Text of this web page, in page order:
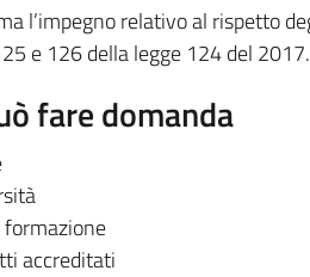
l’impegno relativo al rispetto
e 126 della legge 124 del 2017.
fare domanda
accreditati